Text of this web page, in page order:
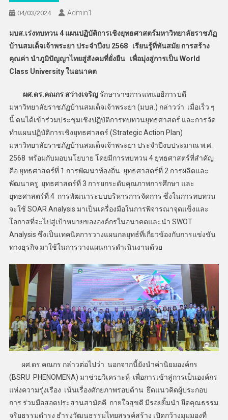
04/03/2024 Admin​1
มบส.เร่งทบทวน 4 แผนปฏิบัติการเชิงยุทธศาสตร์มหาวิทยาลัยราชภัฏ
บ้านสมเด็จเจ้าพระยา ประจำปีงบ 2568 เรียนรู้ที่ทันสมัย การสร้าง
คุณค่า นำภูมิปัญญาไทยสู่สังคมที่ยั่งยืน
เพื่อมุ่งสู่การเป็น World
Class University ในอนาคต
ผศ.ดร.คณกร สว่างเจริญรักษาราชการแทนอธิการบดี
มหาวิทยาลัยราชภัฏบ้านสมเด็จเจ้าพระยา (มบส.) กล่าวว่า เมื่อเร็ว ๆ
นี้ ตนได้เข้าร่วมประชุมเชิงปฏิบัติการทบทวนยุทธศาสตร์ และการจัด
ทำแผนปฏิบัติการเชิงยุทธศาสตร์ (Strategic Action Plan)
มหาวิทยาลัยราชภัฏบ้านสมเด็จเจ้าพระยา ประจำปีงบประมาณ พ.ศ.
2568 พร้อมกับมอบนโยบาย โดยมีการทบทวน 4 ยุทธศาสตร์ที่สำคัญ
คือ ยุทธศาสตร์ที่ 1 การพัฒนาท้องถิ่น ยุทธศาสตร์ที่ 2 การผลิตและ
พัฒนาครู ยุทธศาสตร์ที่ 3 การยกระดับคุณภาพการศึกษา และ
ยุทธศาสตร์ที่ 4 การพัฒนาระบบบริหารการจัดการ ซึ่งในการทบทวน
จะใช้ SOAR Analysis มาเป็นเครื่องมือในการพิจารณาจุดแข็งและ
โอกาสที่จะไปสู่เป้าหมายขององค์กรในอนาคตและนำ SWOT
Analysis ซึ่งเป็นเทคนิคการวางแผนกลยุทธ์ที่เกี่ยวข้องกับการแข่งขัน
ทางธุรกิจ มาใช้ในการวางแผนการดำเนินงานด้วย
ผศ.ดร.คณกร กล่าวต่อไปว่า นอกจากนี้ยังนำค่านิยมองค์กร
(BSRU PHENOMENA) มาช่วยวิเคราะห์ เพื่อการเข้าสู่การเป็นองค์กร
แห่งความรุ่งเรือง เน้นเรื่องศักยภาพรอบด้าน ยึดแนวคิดผู้ประกอบ
การ ร่วมมือสอดประสานสามัคคี กายใจสุขดี มีรอยยิ้มนำ ยึดคุณธรรม
จริยธรรมดำรง ธำรงวัฒนธรรมไทยสรรค์สร้าง เปิดกว้างมุมมองที่